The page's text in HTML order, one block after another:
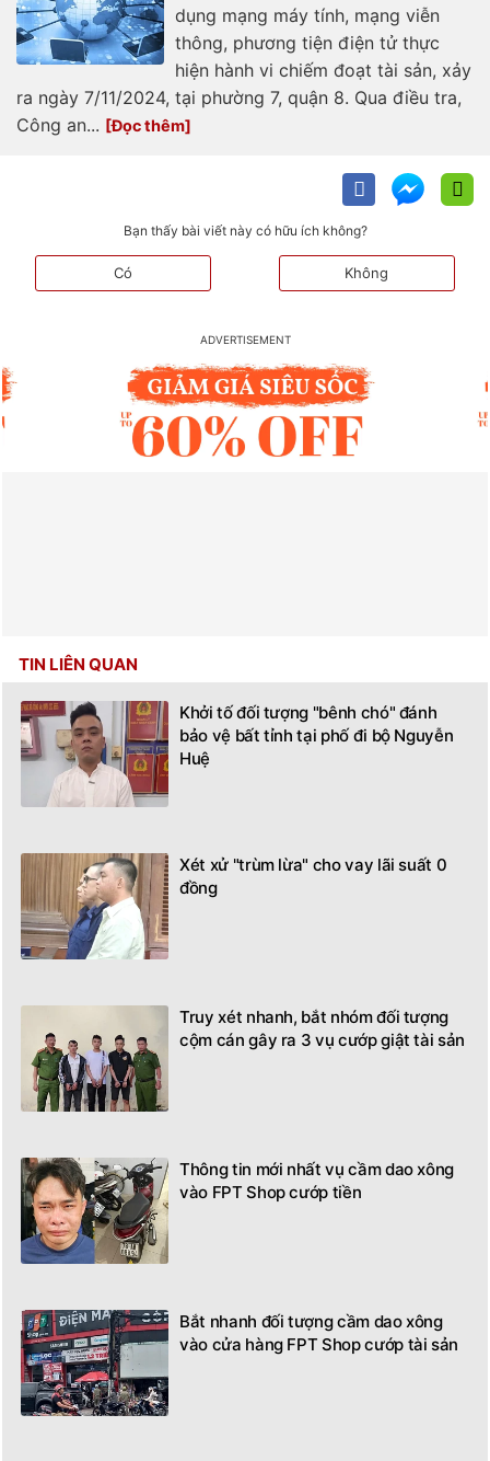
dụng mạng máy tính, mạng viễn
thông, phương tiện điện tử thực
hiện hành vi chiếm đoạt tài sản, xảy
ra ngày 7/11/2024, tại phường 7, quận 8. Qua điều tra,
Công an...
Bạn thấy bài viết này có hữu ích không?
Có Không
TIN LIÊN QUAN
Khởi tố đối tượng "bênh chó" đánh
bảo vệ bất tỉnh tại phố đi bộ Nguyễn
Huệ
Xét xử "trùm lừa" cho vay lãi suất 0
đồng
Truy xét nhanh, bắt nhóm đối tượng
cộm cán gây ra 3 vụ cướp giật tài sản
Thông tin mới nhất vụ cầm dao xông
vào FPT Shop cướp tiền
Bắt nhanh đối tượng cầm dao xông
vào cửa hàng FPT Shop cướp tài sản